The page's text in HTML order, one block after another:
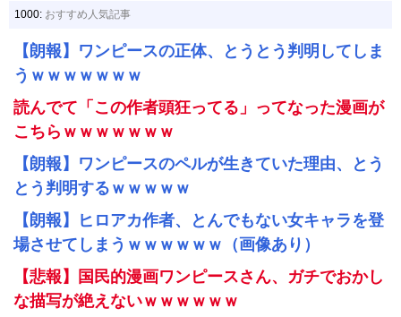
1000: おすすめ人気記事
【朗報】ワンピースの正体、とうとう判明してしま
うｗｗｗｗｗｗｗ
読んでて「この作者頭狂ってる」ってなった漫画が
こちらｗｗｗｗｗｗｗ
【朗報】ワンピースのペルが生きていた理由、とう
とう判明するｗｗｗｗｗ
【朗報】ヒロアカ作者、とんでもない女キャラを登
場させてしまうｗｗｗｗｗｗ（画像あり）
【悲報】国民的漫画ワンピースさん、ガチでおかし
な描写が絶えないｗｗｗｗｗｗ